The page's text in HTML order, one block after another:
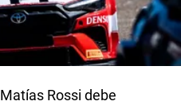
Matías Rossi debe